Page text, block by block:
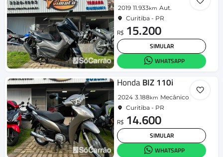
2019 11.933km Aut.
Curitiba - PR
R$ 15.200
SIMULAR
WHATSAPP
HondaBIZ 110i
2024 3.188km Mecânico
Curitiba - PR
R$ 14.600
SIMULAR
WHATSAPP